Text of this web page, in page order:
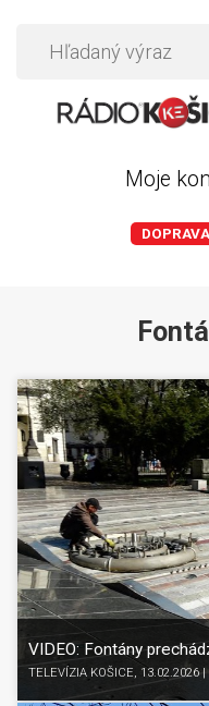
Moje
VIDEO: Fontány
TELEVÍZIA KOŠICE, 13.02.2026 |